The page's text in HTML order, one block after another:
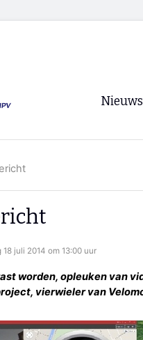
Nieuws
18 juli 2014 om 13:00 uur
worden, opleuken van
vierwieler van